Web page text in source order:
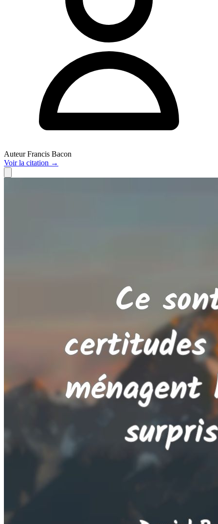
Auteur Francis Bacon
Voirla citation →